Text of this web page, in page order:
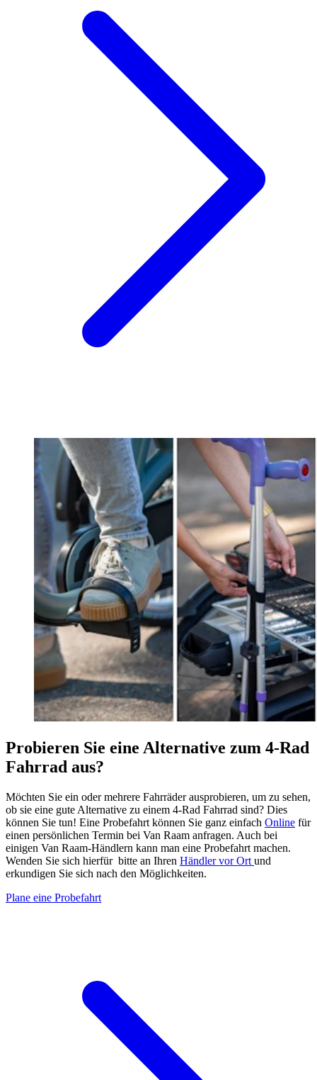
Probieren Sie eine Alternative zum 4-Rad
Fahrrad aus?
Möchten Sie ein oder mehrere Fahrräder ausprobieren, um zu sehen,
ob sie eine gute Alternative zu einem 4-Rad Fahrrad sind? Dies
können Sie tun! Eine Probefahrt können Sie ganz einfach Online für
einen persönlichen Termin bei Van Raam anfragen. Auch bei
einigen Van Raam-Händlern kann man eine Probefahrt machen.
Wenden Sie sich hierfür bitte an Ihren Händler vor Ort und
erkundigen Sie sich nach den Möglichkeiten.
Plane eine Probefahrt